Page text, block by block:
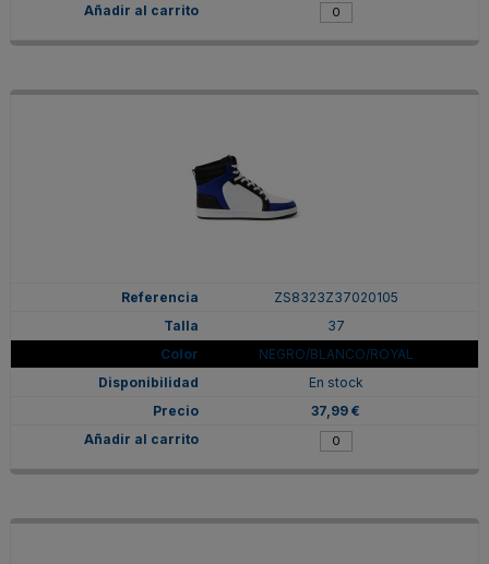
ZS8323Z37020105
37
NEGRO/BLANCO/ROYAL
En stock
37,99 €